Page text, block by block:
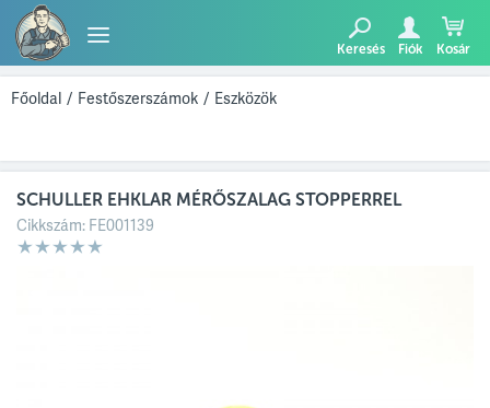
TERMÉKEK
AJÁNLATUNK
Keresés Fiók Kosár
Főoldal / Festőszerszámok / Eszközök
SCHULLER EHKLAR MÉRŐSZALAG STOPPERREL
Cikkszám: FE001139